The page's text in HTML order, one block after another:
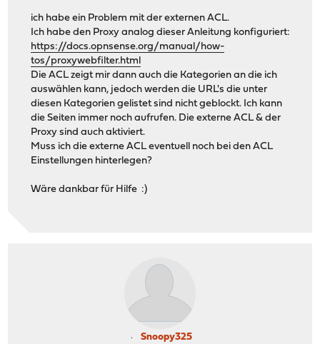
ich habe ein Problem mit der externen ACL.
Ich habe den Proxy analog dieser Anleitung konfiguriert:
https://docs.opnsense.org/manual/how-
tos/proxywebfilter.html
Die ACL zeigt mir dann auch die Kategorien an die ich
auswählen kann, jedoch werden die URL's die unter
diesen Kategorien gelistet sind nicht geblockt. Ich kann
die Seiten immer noch aufrufen. Die externe ACL & der
Proxy sind auch aktiviert.
Muss ich die externe ACL eventuell noch bei den ACL
Einstellungen hinterlegen?
Wäre dankbar für Hilfe :)
Snoopy325